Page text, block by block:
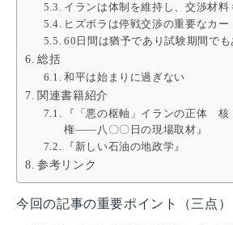
イランは体制を維持し、交渉材料
ヒズボラは停戦交渉の重要なカー
60日間は猶予であり試験期間でも
総括
和平は始まりに過ぎない
関連書籍紹介
『「悪の枢軸」イランの正体 核
権――八〇〇日の現場取材』
『新しい石油の地政学』
参考リンク
今回の記事の重要ポイント（三点）